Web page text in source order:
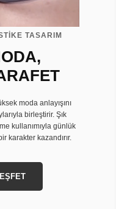
TASARIM
moda anlayışını
birleştirir. Şık
kullanımıyla günlük
karakter kazandırır.